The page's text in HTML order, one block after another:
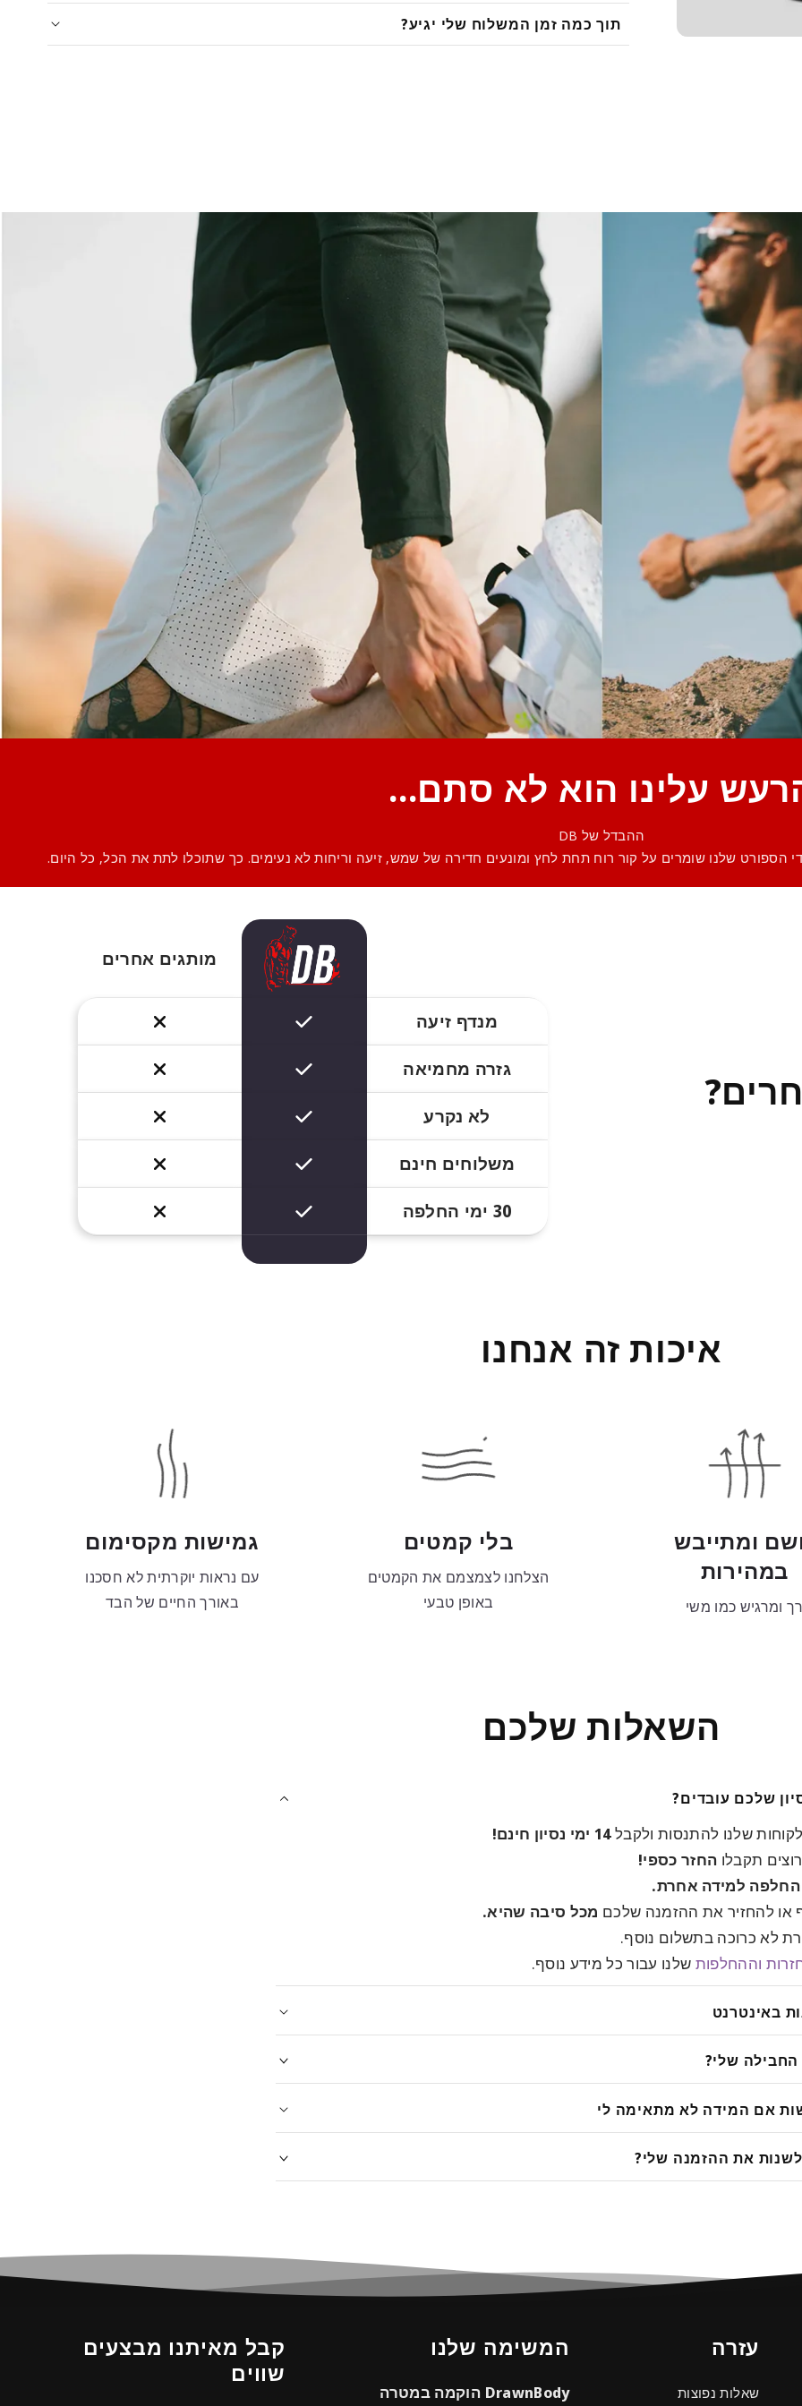
מושקע מא' ועד ת'
תוך כמה זמן המשלוח שלי יגיע?
*חשוב להבין שעם המצב הבטחוני ההזמנות עללות להתעכב
עלינו הוא לא סתם...
ההבדל של DB
הספורט שלנו שומרים על קור רוח תחת לחץ ומונעים חדירה של שמש, זיעה וריחות לא נעימים. כך שתוכלו לתת את הכל, כל היום.
מותגים אחרים
מנדף זיעה
גזרה מחמיאה
לא נקרע
משלוחים חינם
30 ימי החלפה
איכות זה אנחנו
ומתייבש
במהירות
ומרגיש כמו משי
בלי קמטים
הצלחנו לצמצמם את הקמטים
באופן טבעי
גמישות מקסימום
עם נראות יוקרתית לא חסכנו
באורך החיים של הבד
השאלות שלכם
שלנו להתנסות ולקבל14 ימי נסיון חינם!
תקבלו החזר כספי!
החלפה למידה אחרת.
או להחזיר את ההזמנה שלכם מכל סיבה שהיא.
לא כרוכה בתשלום נוסף.
וההחלפות שלנו עבור כל מידע נוסף.
באינטרנט
שלי?
אם המידה לא מתאימה לי
את ההזמנה שלי?
עזרה
שאלות נפוצות
המשימה שלנו
DrawnBody הוקמה במטרה
קבל מאיתנו מבצעים
שווים